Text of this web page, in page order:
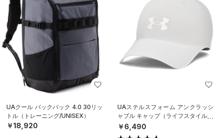
UAクール バックパック 4.0 30リッ
トル（トレーニング/UNISEX）
￥18,920
UAステルスフォーム アンクラッシ
ャブル キャップ（ライフスタイル/U
NISEX）
￥6,490